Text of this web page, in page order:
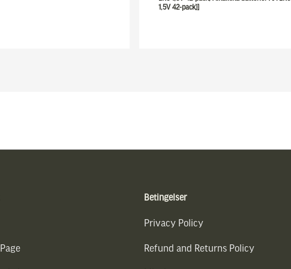
1,5V 42-pack)]
Betingelser
Privacy Policy
Refund and Returns Policy